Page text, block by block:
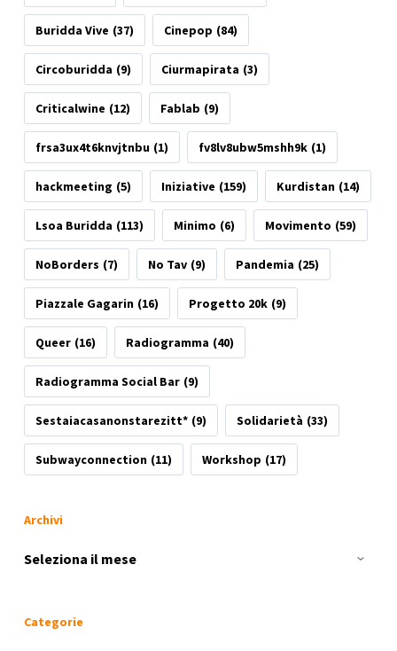
Buridda Vive (37) Cinepop (84)
Circoburidda (9) Ciurmapirata (3)
Criticalwine (12) Fablab (9)
frsa3ux4t6knvjtnbu (1) fv8lv8ubw5mshh9k (1)
hackmeeting (5) Iniziative (159) Kurdistan (14)
Lsoa Buridda (113) Minimo (6) Movimento (59)
NoBorders (7) No Tav (9) Pandemia (25)
Piazzale Gagarin (16) Progetto 20k (9)
Queer (16) Radiogramma (40)
Radiogramma Social Bar (9)
Sestaiacasanonstarezitt* (9) Solidarietà (33)
Subwayconnection (11) Workshop (17)
Archivi
Archivi
Categorie